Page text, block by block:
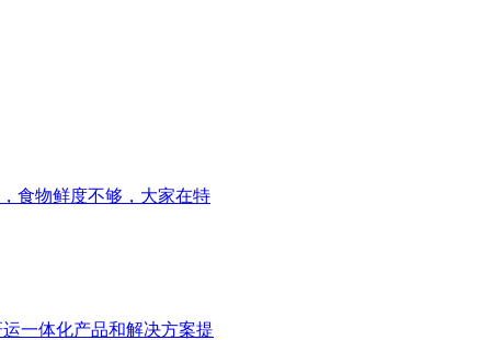
食物鲜度不够，大家在特
一体化产品和解决方案提